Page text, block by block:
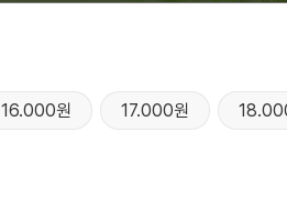
16.000원 17.000원